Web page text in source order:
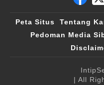
Peta Situs Tentang
Pedoman Media
| All